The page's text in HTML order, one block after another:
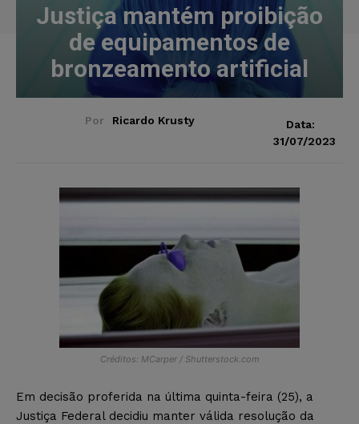
Justiça mantém proibição
de equipamentos de
bronzeamento artificial
Por Ricardo Krusty
Data:
31/07/2023
Créditos: MCarper / Shutterstock.com
Em decisão proferida na última quinta-feira (25), a
Justiça Federal decidiu manter válida resolução da